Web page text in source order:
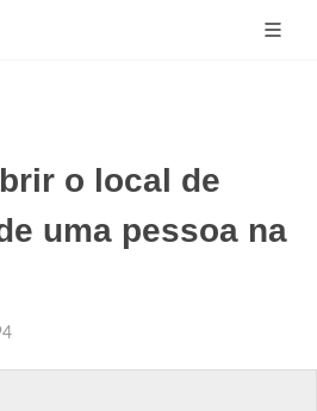
o local de
uma pessoa na